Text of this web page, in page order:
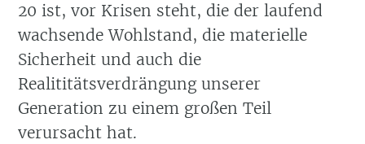
20 ist, vor Krisen steht, die der laufend
wachsende Wohlstand, die materielle
Sicherheit und auch die
Realititätsverdrängung unserer
Generation zu einem großen Teil
verursacht hat.